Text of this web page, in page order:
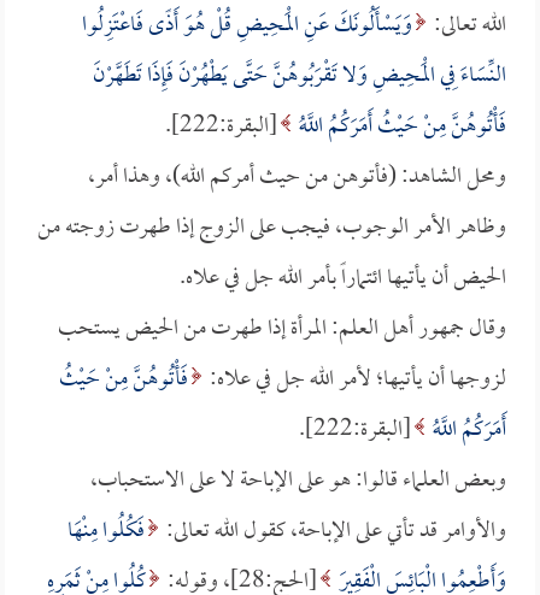
الله تعالى: وَيَسْأَلُونَكَ عَنِ الْمَحِيضِ قُلْ هُوَ أَذًى فَاعْتَزِلُوا
النِّسَاءَ فِي الْمَحِيضِ وَلا تَقْرَبُوهُنَّ حَتَّى يَطْهُرْنَ فَإِذَا تَطَهَّرْنَ
فَأْتُوهُنَّ مِنْ حَيْثُ أَمَرَكُمُ اللَّهُ [البقرة:222].
ومحل الشاهد: (فأتوهن من حيث أمركم الله)، وهذا أمر،
وظاهر الأمر الوجوب، فيجب على الزوج إذا طهرت زوجته من
الحيض أن يأتيها ائتماراً بأمر الله جل في علاه.
وقال جمهور أهل العلم: المرأة إذا طهرت من الحيض يستحب
لزوجها أن يأتيها؛ لأمر الله جل في علاه: فَأْتُوهُنَّ مِنْ حَيْثُ
أَمَرَكُمُ اللَّهُ [البقرة:222].
وبعض العلماء قالوا: هو على الإباحة لا على الاستحباب،
والأوامر قد تأتي على الإباحة، كقول الله تعالى: فَكُلُوا مِنْهَا
وَأَطْعِمُوا الْبَائِسَ الْفَقِيرَ [الحج:28]، وقوله:
كُلُوا مِنْ ثَمَرِهِ